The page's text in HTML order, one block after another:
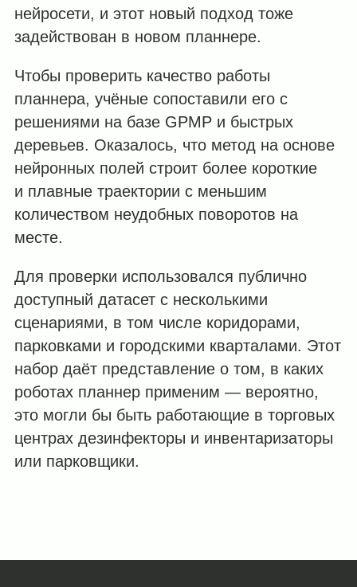
нейросети, и этот новый подход тоже
задействован в новом планнере.
Чтобы проверить качество работы
планнера, учёные сопоставили его с
решениями на базе GPMP и быстрых
деревьев. Оказалось, что метод на основе
нейронных полей строит более короткие
и плавные траектории с меньшим
количеством неудобных поворотов на
месте.
Для проверки использовался публично
доступный датасет с несколькими
сценариями, в том числе коридорами,
парковками и городскими кварталами. Этот
набор даёт представление о том, в каких
роботах планнер применим — вероятно,
это могли бы быть работающие в торговых
центрах дезинфекторы и инвентаризаторы
или парковщики.